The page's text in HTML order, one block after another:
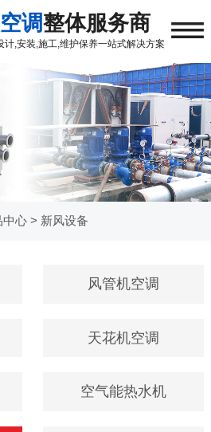
调整体服务商
计,安装,施工,维护保养一站式解决方案 ≡
中心> 新风设备
风管机空调
天花机空调
空气能热水机